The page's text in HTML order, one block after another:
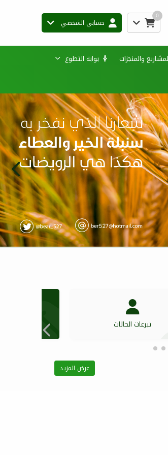
0
حسابي الشخصي
والمنجزات
بوابة التطوع
تبرعات الحالات
عرض المزيد